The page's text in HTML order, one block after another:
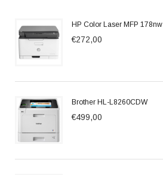
HP Color Laser MFP 178nw
€272,00
Brother HL-L8260CDW
€499,00